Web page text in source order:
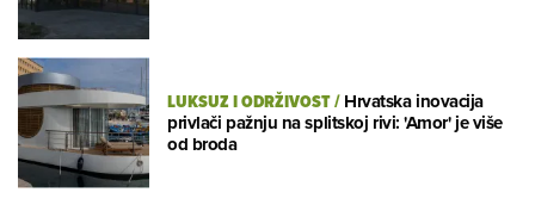
LUKSUZ I ODRŽIVOST/Hrvatska inovacija
privlači pažnju na splitskoj rivi: 'Amor' je više
od broda